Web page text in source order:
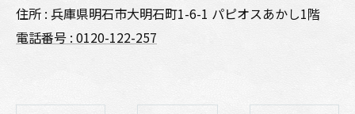
住所 : 兵庫県明石市大明石町1-6-1 パピオスあかし1階
電話番号 : 0120-122-257